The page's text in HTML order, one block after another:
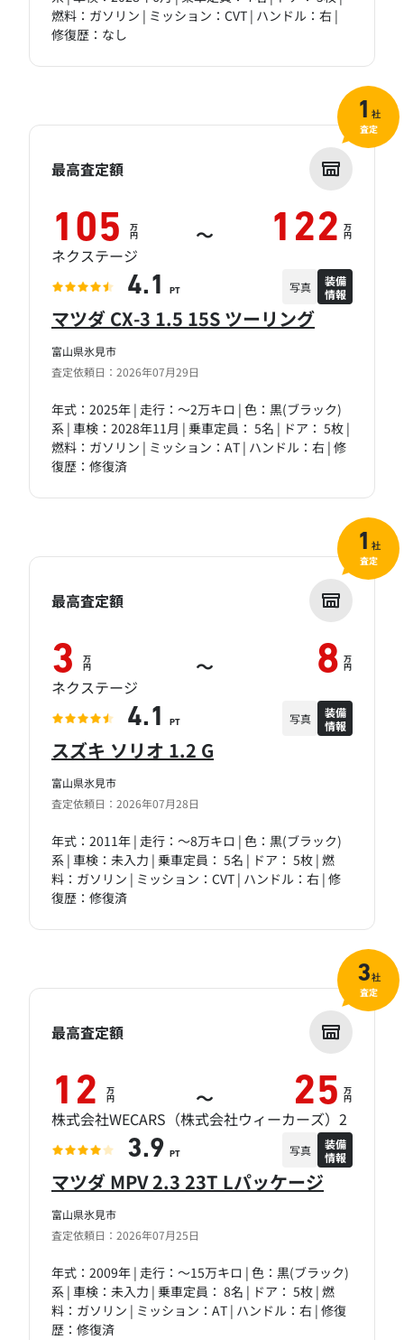
燃料：ガソリン | ミッション：CVT | ハンドル：右 |
修復歴：なし
富山県氷見市
査定依頼日：2026年07月29日
マツダ CX-3 1.5 15S ツーリング
年式：2025年 | 走行：～2万キロ | 色：黒(ブラック)
系 | 車検：2028年11月 | 乗車定員： 5名 | ドア： 5枚 |
燃料：ガソリン | ミッション：AT | ハンドル：右 | 修
復歴：修復済
最高査定額
105 万
円 ～ 122 万
円
ネクステージ
4.1 PT 写真
装備
情報
1 社
査定
富山県氷見市
査定依頼日：2026年07月28日
スズキ ソリオ 1.2 G
年式：2011年 | 走行：～8万キロ | 色：黒(ブラック)
系 | 車検：未入力 | 乗車定員： 5名 | ドア： 5枚 | 燃
料：ガソリン | ミッション：CVT | ハンドル：右 | 修
復歴：修復済
最高査定額
3 万
円 ～ 8 万
円
ネクステージ
4.1 PT 写真
装備
情報
1 社
査定
富山県氷見市
査定依頼日：2026年07月25日
マツダ MPV 2.3 23T Lパッケージ
年式：2009年 | 走行：～15万キロ | 色：黒(ブラック)
系 | 車検：未入力 | 乗車定員： 8名 | ドア： 5枚 | 燃
料：ガソリン | ミッション：AT | ハンドル：右 | 修復
歴：修復済
最高査定額
12 万
円 ～ 25 万
円
株式会社WECARS（株式会社ウィーカーズ）2
3.9 PT 写真
装備
情報
3社
査定